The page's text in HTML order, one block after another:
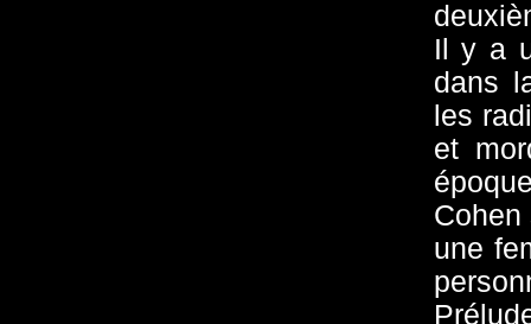
Il y a
dans
les
et
une